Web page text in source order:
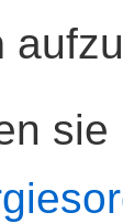
sie